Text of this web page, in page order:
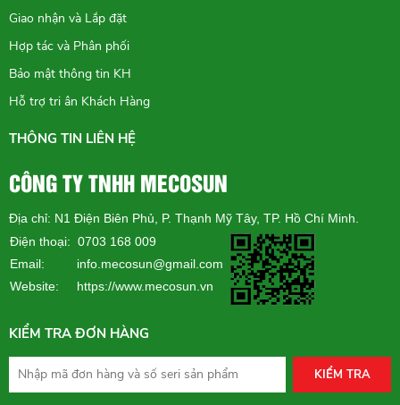
Giao nhận và Lắp đặt
Hợp tác và Phân phối
Bảo mật thông tin KH
Hỗ trợ tri ân Khách Hàng
THÔNG TIN LIÊN HỆ
CÔNG TY TNHH MECOSUN
Địa chỉ: N1 Điện Biên Phủ, P. Thạnh Mỹ Tây, TP. Hồ Chí Minh.
Điện thoại: 0703 168 009
Email: info.mecosun@gmail.com
Website: https://www.mecosun.vn
KIỂM TRA ĐƠN HÀNG
KIỂM TRA